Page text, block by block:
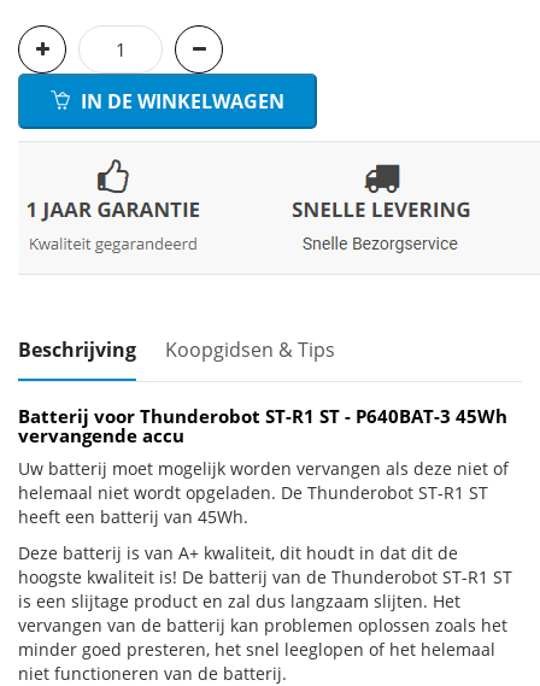
IN DE WINKELWAGEN
Beschrijving Koopgidsen & Tips
Batterij voor Thunderobot ST-R1 ST - P640BAT-3 45Wh
vervangende accu
Uw batterij moet mogelijk worden vervangen als deze niet of
helemaal niet wordt opgeladen. De Thunderobot ST-R1 ST
heeft een batterij van 45Wh.
Deze batterij is van A+ kwaliteit, dit houdt in dat dit de
hoogste kwaliteit is! De batterij van de Thunderobot ST-R1 ST
is een slijtage product en zal dus langzaam slijten. Het
vervangen van de batterij kan problemen oplossen zoals het
minder goed presteren, het snel leeglopen of het helemaal
niet functioneren van de batterij.